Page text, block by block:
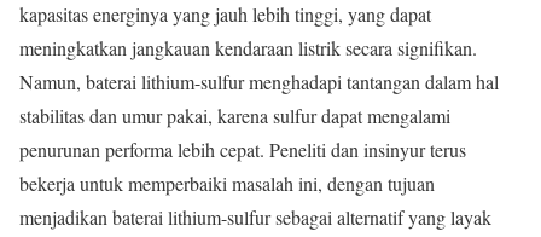
kapasitas energinya yang jauh lebih tinggi, yang dapat
meningkatkan jangkauan kendaraan listrik secara signifikan.
Namun, baterai lithium-sulfur menghadapi tantangan dalam hal
stabilitas dan umur pakai, karena sulfur dapat mengalami
penurunan performa lebih cepat. Peneliti dan insinyur terus
bekerja untuk memperbaiki masalah ini, dengan tujuan
menjadikan baterai lithium-sulfur sebagai alternatif yang layak